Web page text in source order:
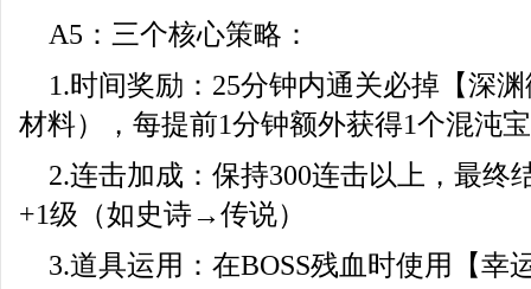
A5：三个核心策略：
1.时间奖励：25分钟内通关必掉【深
材料），每提前1分钟额外获得1个混沌
2.连击加成：保持300连击以上，最终
+1级（如史诗→传说）
3.道具运用：在BOSS残血时使用【幸